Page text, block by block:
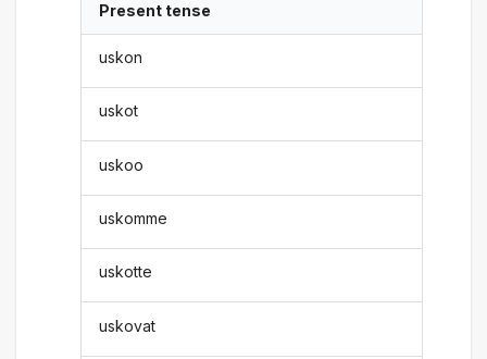
Present tense
uskon
uskot
uskoo
uskomme
uskotte
uskovat